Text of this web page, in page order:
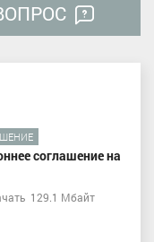
соглашение на
129.1 Мбайт